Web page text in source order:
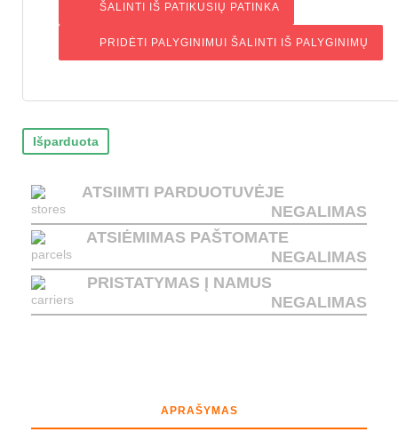
ŠALINTI IŠ PATIKUSIŲ PATINKA
PRIDĖTI PALYGINIMUI ŠALINTI IŠ PALYGINIMŲ
Išparduota
ATSIIMTI PARDUOTUVĖJE
NEGALIMAS
ATSIĖMIMAS PAŠTOMATE
NEGALIMAS
PRISTATYMAS Į NAMUS
NEGALIMAS
APRAŠYMAS